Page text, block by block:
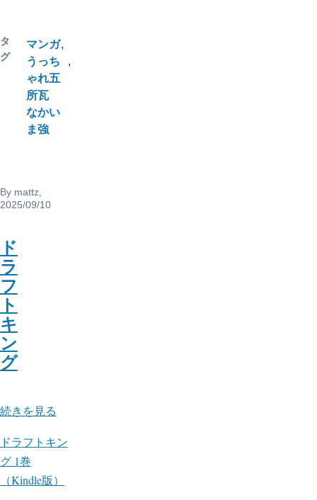
タ
グ
マンガ
うっち
ゃれ五
所瓦
なかい
ま強
By mattz,
2025/09/10
ド
ラ
フ
ト
キ
ン
グ
ド
フ
ト
キ
続きを見る
ドラフトキン
グ 1巻
（Kindle版）